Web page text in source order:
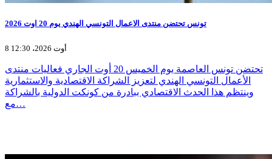
تونس تحتضن منتدى الاعمال التونسي الهندي يوم 20 اوت 2026
8 أوت 2026، 12:30
تحتضن تونس العاصمة يوم الخميس 20 أوت الجاري فعاليات منتدى
الأعمال التونسي الهندي لتعزيز الشراكة الاقتصادية والاستثمارية
وينتظم هذا الحدث الاقتصادي ببادرة من كونكت الدولية بالشراكة
مع…